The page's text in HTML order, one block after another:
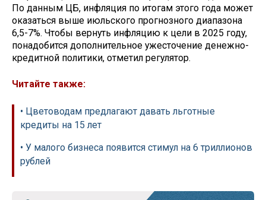
По данным ЦБ, инфляция по итогам этого года может
оказаться выше июльского прогнозного диапазона
6,5-7%. Чтобы вернуть инфляцию к цели в 2025 году,
понадобится дополнительное ужесточение денежно-
кредитной политики, отметил регулятор.
Читайте также:
• Цветоводам предлагают давать льготные
кредиты на 15 лет
• У малого бизнеса появится стимул на 6 триллионов
рублей